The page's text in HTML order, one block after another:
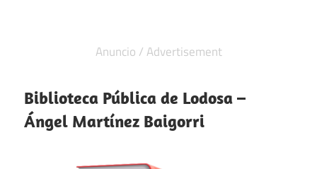
Biblioteca Pública de Lodosa –
Ángel Martínez Baigorri